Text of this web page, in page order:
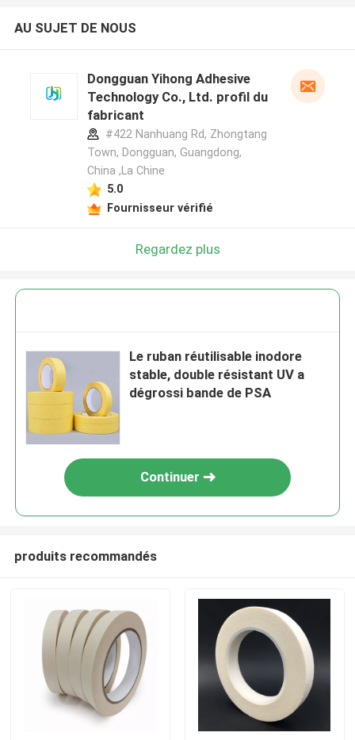
AU SUJET DE NOUS
Dongguan Yihong Adhesive
Technology Co., Ltd. profil du
fabricant
#422 Nanhuang Rd, Zhongtang
Town, Dongguan, Guangdong,
China ,La Chine
5.0
Fournisseur vérifié
Regardez plus
Le ruban réutilisable inodore
stable, double résistant UV a
dégrossi bande de PSA
Continuer
produits recommandés